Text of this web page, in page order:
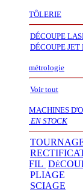
TÔLERIE
DÉCOUPE
DÉCOUPE JET
métrologie
Voir tout
MACHINES
EN STOCK
FIL DÉ
PLIAGE
SCIAGE